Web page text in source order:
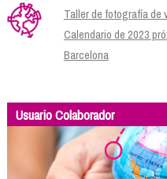
Taller de fotografía de
Calendario de 2023
Barcelona
Usuario Colaborador